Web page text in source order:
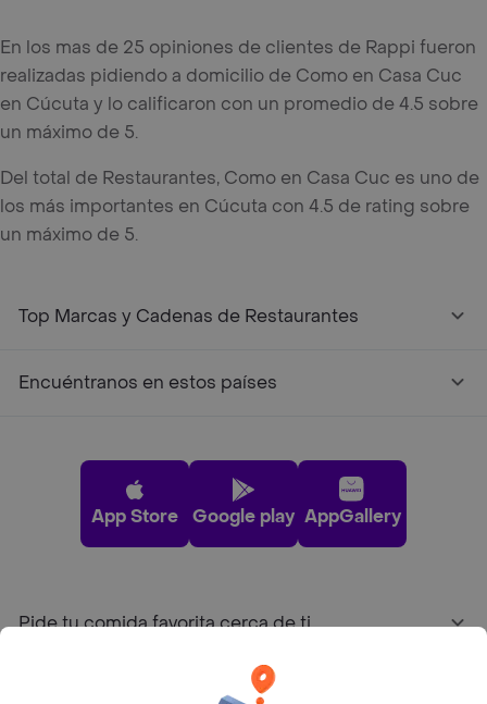
En los mas de 25 opiniones de clientes de Rappi fueron
realizadas pidiendo a domicilio de Como en Casa Cuc
en Cúcuta y lo calificaron con un promedio de 4.5 sobre
un máximo de 5.
Del total de Restaurantes, Como en Casa Cuc es uno de
los más importantes en Cúcuta con 4.5 de rating sobre
un máximo de 5.
Top Marcas y Cadenas de Restaurantes
Encuéntranos en estos países
App Store Google play AppGallery
Pide tu comida favorita cerca de ti